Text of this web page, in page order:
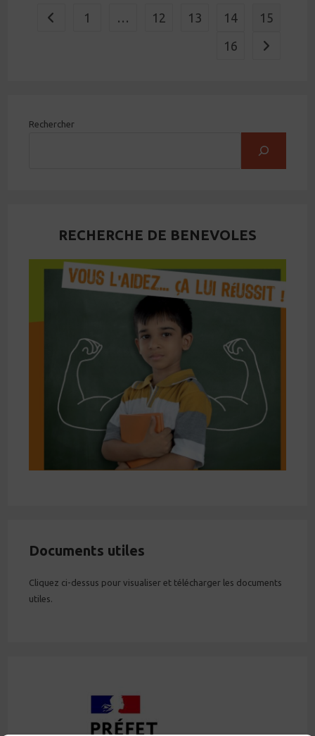
Go to the previous page
1 … 12 13 14
15
16
Aller à la
Rechercher
RECHERCHE DE BENEVOLES
Documents utiles
Cliquez ci-dessus pour visualiser et télécharger les documents
utiles.